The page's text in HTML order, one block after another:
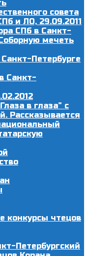
совета
и ЛО, 29.09.2011
СПб в Санкт-
мечеть
Петербурге
Санкт-
в глаза” с
Рассказывается
конкурсы чтецов
Петербургский